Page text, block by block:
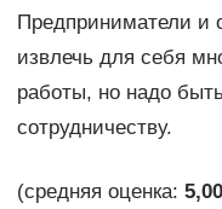
Предприниматели и
извлечь для себя
работы, но надо
сотрудничеству.
(средняя оценка: 5,00